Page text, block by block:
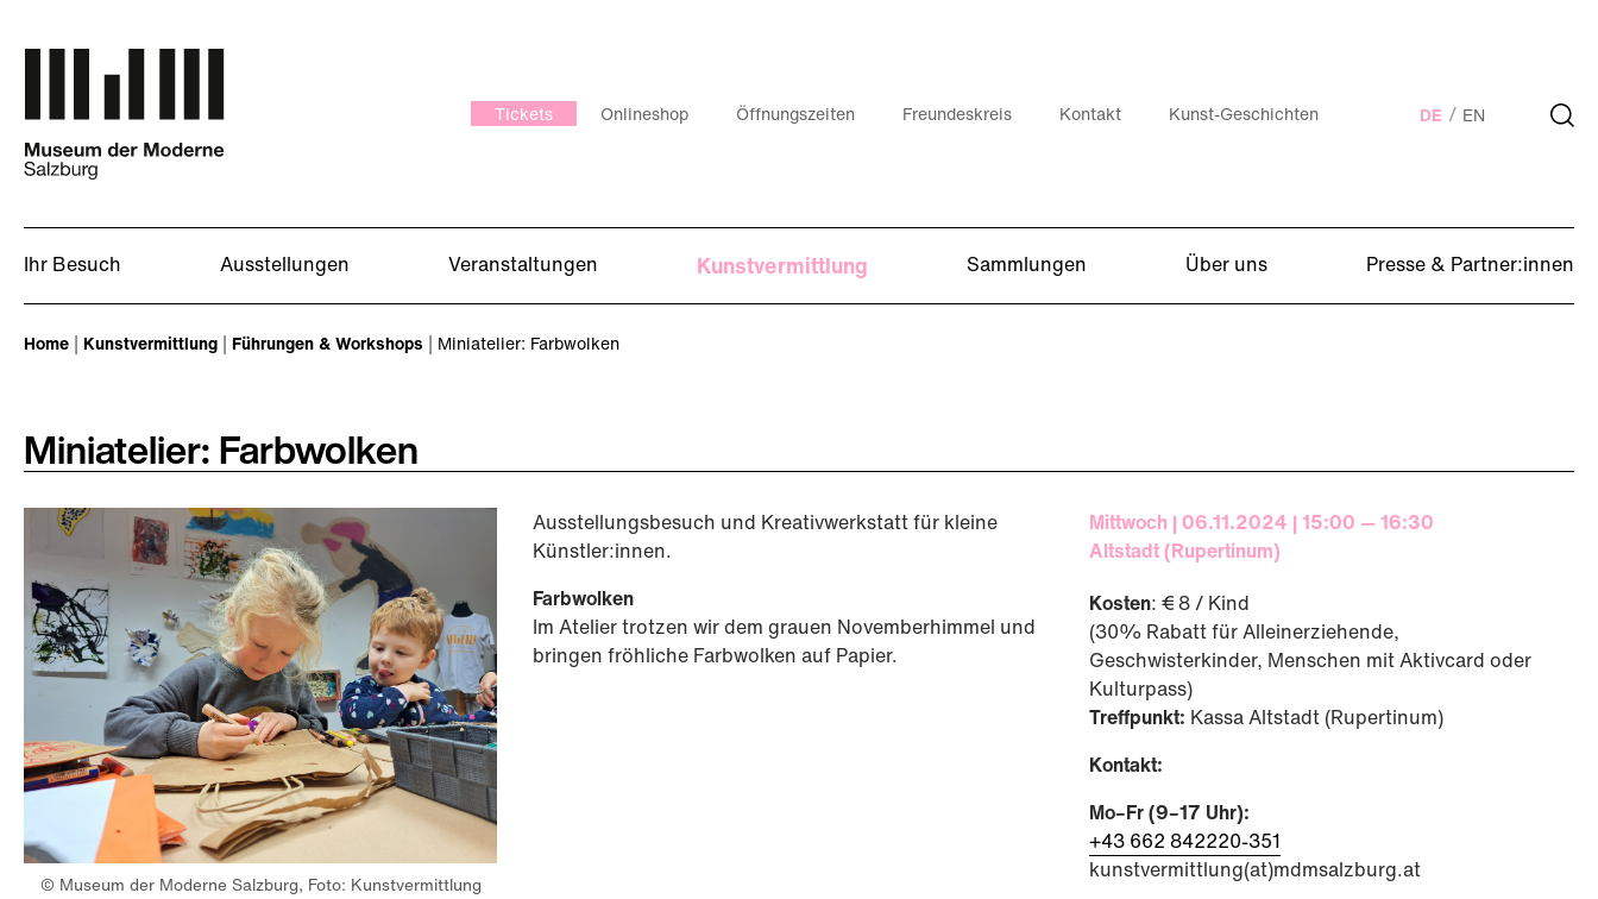
Tickets Onlineshop Öffnungszeiten Freundeskreis Kontakt Kunst-Geschichten DE EN
Ihr Besuch Ausstellungen Veranstaltungen Kunstvermittlung Sammlungen Über uns
Presse & Partner:innen
Home Kunstvermittlung Führungen & Workshops Miniatelier: Farbwolken
Miniatelier: Farbwolken
© Museum der Moderne Salzburg, Foto: Kunstvermittlung
Ausstellungsbesuch und Kreativwerkstatt für kleine
Künstler:innen.
Farbwolken
Im Atelier trotzen wir dem grauen Novemberhimmel und
bringen fröhliche Farbwolken auf Papier.
Mittwoch | 06.11.2024 | 15:00 — 16:30
Altstadt (Rupertinum)
Kosten: € 8 / Kind
(30% Rabatt für Alleinerziehende,
Geschwisterkinder, Menschen mit Aktivcard oder
Kulturpass)
Treffpunkt: Kassa Altstadt (Rupertinum)
Kontakt:
Mo–Fr (9–17 Uhr):
+43 662 842220-351
kunstvermittlung(at)mdmsalzburg.at